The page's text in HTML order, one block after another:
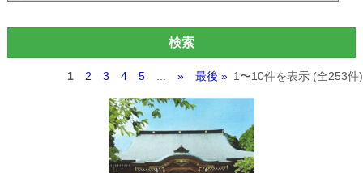
1 2 3 4 5 ... » 最後 » 1〜10件を表示 (全253件)